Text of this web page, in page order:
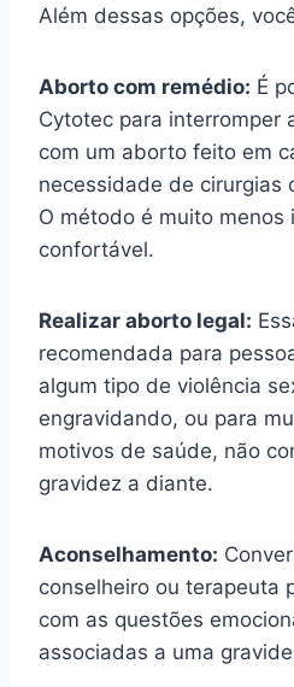
Além dessas opções,
Aborto com remédio: É
Cytotec para interromper
com um aborto feito em
necessidade de cirurgias
O método é muito menos
confortável.
Realizar aborto legal:
recomendada para
algum tipo de violência
engravidando, ou para
motivos de saúde, não
gravidez a diante.
Aconselhamento:
conselheiro ou terapeuta
com as questões
associadas a uma